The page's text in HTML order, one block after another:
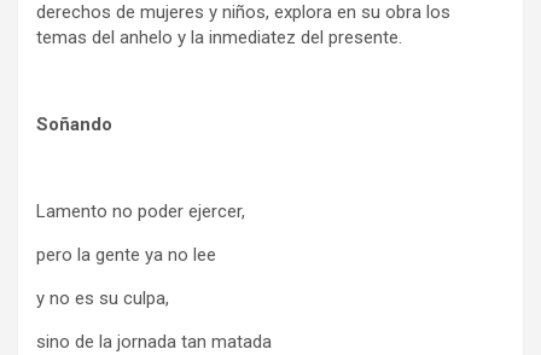
derechos de mujeres y niños, explora en su obra los
temas del anhelo y la inmediatez del presente.
Soñando
Lamento no poder ejercer,
pero la gente ya no lee
y no es su culpa,
sino de la jornada tan matada